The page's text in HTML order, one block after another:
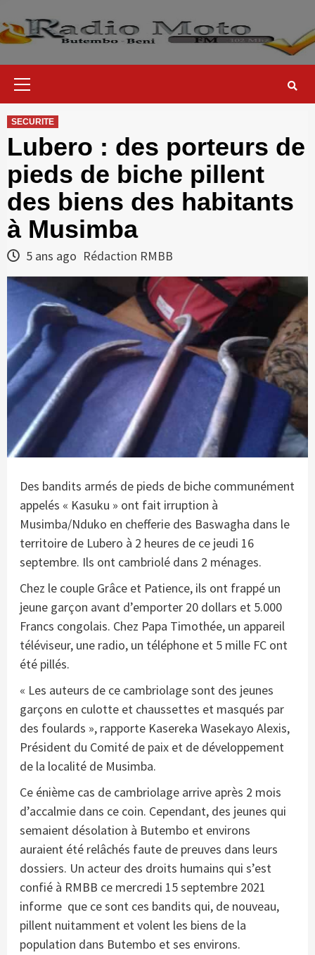
to
content
SECURITE
Lubero : des porteurs de
pieds de biche pillent
des biens des habitants
à Musimba
5 ans ago Rédaction RMBB
Des bandits armés de pieds de biche communément
appelés « Kasuku » ont fait irruption à
Musimba/Nduko en chefferie des Baswagha dans le
territoire de Lubero à 2 heures de ce jeudi 16
septembre. Ils ont cambriolé dans 2 ménages.
Chez le couple Grâce et Patience, ils ont frappé un
jeune garçon avant d’emporter 20 dollars et 5.000
Francs congolais. Chez Papa Timothée, un appareil
téléviseur, une radio, un téléphone et 5 mille FC ont
été pillés.
« Les auteurs de ce cambriolage sont des jeunes
garçons en culotte et chaussettes et masqués par
des foulards », rapporte Kasereka Wasekayo Alexis,
Président du Comité de paix et de développement
de la localité de Musimba.
Ce énième cas de cambriolage arrive après 2 mois
d’accalmie dans ce coin. Cependant, des jeunes qui
semaient désolation à Butembo et environs
auraient été relâchés faute de preuves dans leurs
dossiers. Un acteur des droits humains qui s’est
confié à RMBB ce mercredi 15 septembre 2021
informe que ce sont ces bandits qui, de nouveau,
pillent nuitamment et volent les biens de la
population dans Butembo et ses environs.